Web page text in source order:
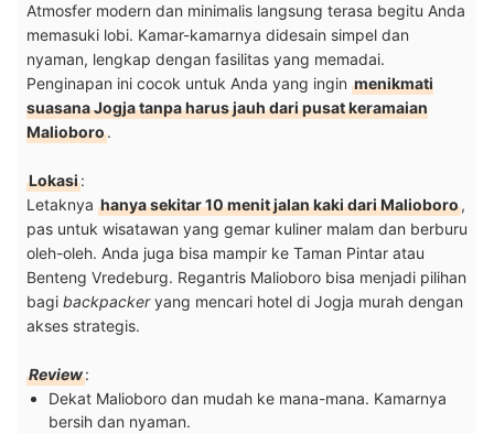
Atmosfer modern dan minimalis langsung terasa begitu Anda
memasuki lobi. Kamar-kamarnya didesain simpel dan
nyaman, lengkap dengan fasilitas yang memadai.
Penginapan ini cocok untuk Anda yang ingin menikmati
suasana Jogja tanpa harus jauh dari pusat keramaian
Malioboro.
Lokasi:
Letaknya hanya sekitar 10 menit jalan kaki dari Malioboro,
pas untuk wisatawan yang gemar kuliner malam dan berburu
oleh-oleh. Anda juga bisa mampir ke Taman Pintar atau
Benteng Vredeburg. Regantris Malioboro bisa menjadi pilihan
bagi backpackeryang mencari hotel di Jogja murah dengan
akses strategis.
Review:
Dekat Malioboro dan mudah ke mana-mana. Kamarnya
bersih dan nyaman.